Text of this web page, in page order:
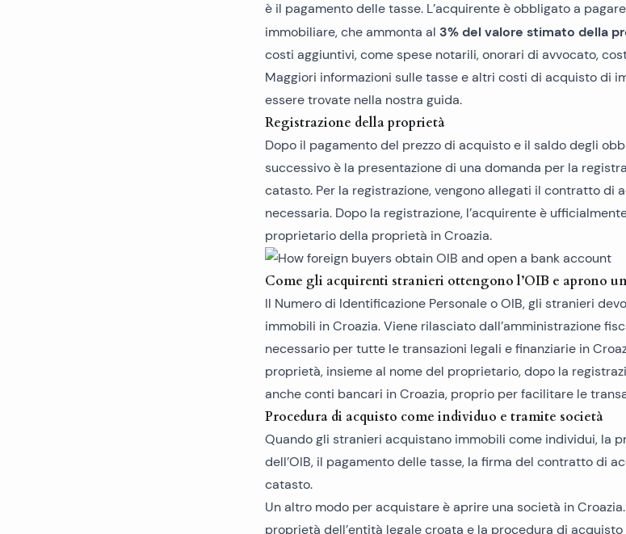
è il pagamento delle tasse. L’acquirente è obbligato a
immobiliare, che ammonta al 3% del valore stimato della
costi aggiuntivi, come spese notarili, onorari di avvocato,
Maggiori informazioni sulle tasse e altri costi di acquisto di
essere trovate nella nostra guida.
Registrazione della proprietà
Dopo il pagamento del prezzo di acquisto e il saldo degli
successivo è la presentazione di una domanda per la
catasto. Per la registrazione, vengono allegati il contratto di
necessaria. Dopo la registrazione, l’acquirente è
proprietario della proprietà in Croazia.
Come gli acquirenti stranieri ottengono l’OIB e aprono
Il Numero di Identificazione Personale o OIB, gli stranieri
immobili in Croazia. Viene rilasciato dall’amministrazione
necessario per tutte le transazioni legali e finanziarie in
proprietà, insieme al nome del proprietario, dopo la
anche conti bancari in Croazia, proprio per facilitare le
Procedura di acquisto come individuo e tramite società
Quando gli stranieri acquistano immobili come individui, la
dell’OIB, il pagamento delle tasse, la firma del contratto di
catasto.
Un altro modo per acquistare è aprire una società in
proprietà dell’entità legale croata e la procedura di